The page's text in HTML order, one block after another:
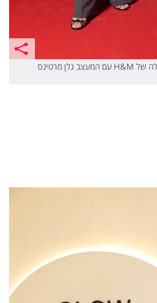
ניבר מדר בחשיפת קולקציית שיתוף הפעולה של H&M עם המעצב גלן מרטינס